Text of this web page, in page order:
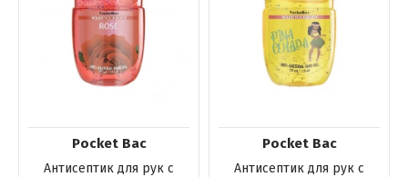
Pocket Bac
Антисептик для рук с
Pocket Bac
Антисептик для рук с